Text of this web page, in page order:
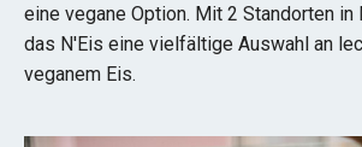
eine vegane Option. Mit 2 Standorten
das N'Eis eine vielfältige Auswahl an
veganem Eis.